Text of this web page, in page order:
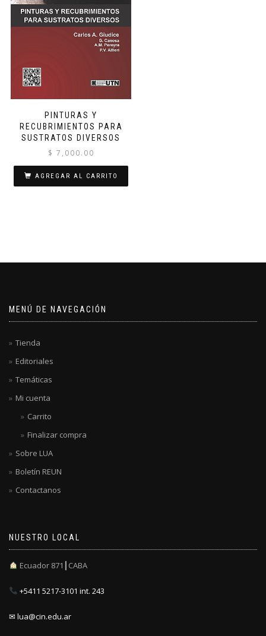
PINTURAS Y
RECUBRIMIENTOS PARA
SUSTRATOS DIVERSOS
$ 7,000.00
AGREGAR AL CARRITO
MENÚ DE NAVEGACIÓN
Tienda
Editoriales
Temáticas
Mi cuenta
Carrito
Finalizar compra
Sobre LUA
Boletín REUN
Contactanos
NUESTRO LOCAL
Ecuador 871┃CABA
+5411 5217-3101 int. 243
✉ lua@cin.edu.ar